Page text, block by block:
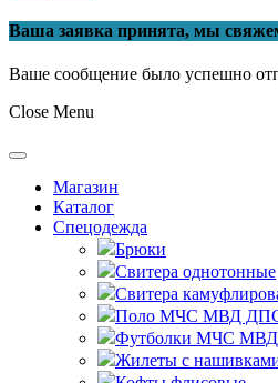
Ваша заявка принята, мы
Ваше сообщение было успешно
Close Menu
Магазин
Каталог
Спецодежда
Брюки
Свитера однотонные
Свитера
Поло МЧС МВД
Футболки МЧС
Жилеты с